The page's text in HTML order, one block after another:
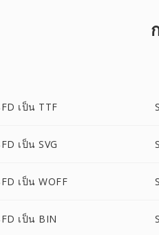
เป็น TTF
เป็น SVG
เป็น WOFF
เป็น BIN